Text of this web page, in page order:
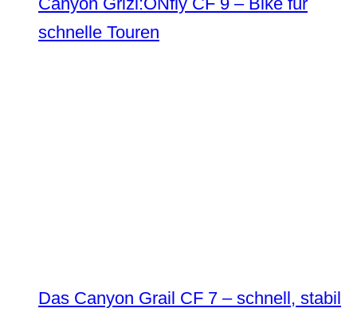
schnelle Touren
Das Canyon Grail CF 7 – schnell, stabil